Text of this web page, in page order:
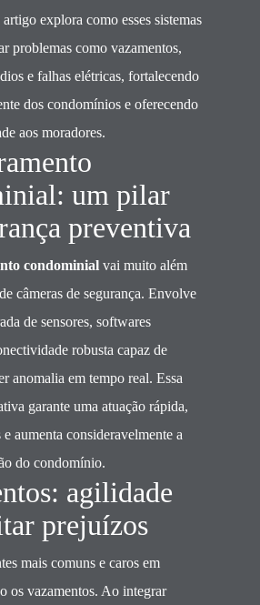
explora como esses sistemas
problemas como vazamentos,
e falhas elétricas, fortalecendo
dos condomínios e oferecendo
aos moradores.
um pilar
preventiva
condominial vai muito além
câmeras de segurança. Envolve
de sensores, softwares
robusta capaz de
anomalia em tempo real. Essa
garante uma atuação rápida,
aumenta consideravelmente a
do condomínio.
agilidade
prejuízos
mais comuns e caros em
os vazamentos. Ao integrar